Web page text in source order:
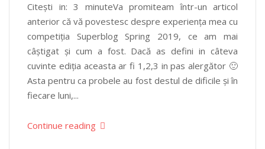
Citești in: 3 minuteVa promiteam într-un articol
anterior că vă povestesc despre experiența mea cu
competiția Superblog Spring 2019, ce am mai
câștigat și cum a fost. Dacă as defini in câteva
cuvinte ediția aceasta ar fi 1,2,3 in pas alergător 🙂
Asta pentru ca probele au fost destul de dificile și în
fiecare luni,...
Continue reading